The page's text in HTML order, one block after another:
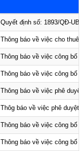
Quyết định số: 1893/QĐ-
Thông báo về việc cho thuê
Thông báo về việc công bố
Thông báo về việc công bố
Thông báo về việc phê
Thôg báo về việc phê duyệt
Thông báo về việc công bố
Thông báo về việc công bố